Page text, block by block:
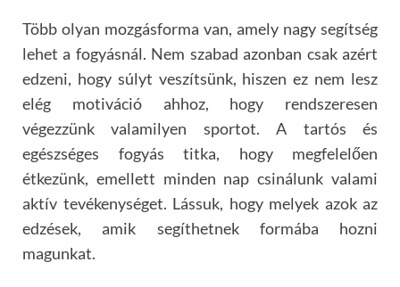
Több olyan mozgásforma van, amely nagy segítség
lehet a fogyásnál. Nem szabad azonban csak azért
edzeni, hogy súlyt veszítsünk, hiszen ez nem lesz
elég motiváció ahhoz, hogy rendszeresen
végezzünk valamilyen sportot. A tartós és
egészséges fogyás titka, hogy megfelelően
étkezünk, emellett minden nap csinálunk valami
aktív tevékenységet. Lássuk, hogy melyek azok az
edzések, amik segíthetnek formába hozni
magunkat.